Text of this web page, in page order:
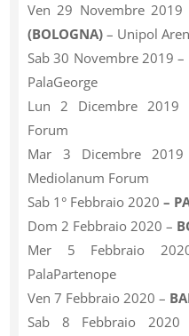
Ven 29 Novembre 2019
(BOLOGNA) – Unipol
Sab 30 Novembre 2019 –
PalaGeorge
Lun 2 Dicembre 2019
Forum
Mar 3 Dicembre
Mediolanum Forum
Sab 1° Febbraio 2020–
Dom 2 Febbraio 2020 –
Mer 5 Febbraio
PalaPartenope
Ven 7 Febbraio 2020 –
Sab 8 Febbraio